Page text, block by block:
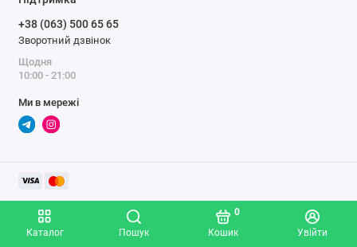
Каталог Пошук Кошик
0
Увійти
+38 (063) 500 65 65
Зворотний дзвінок
Щодня
10:00 - 21:00
Ми в мережі